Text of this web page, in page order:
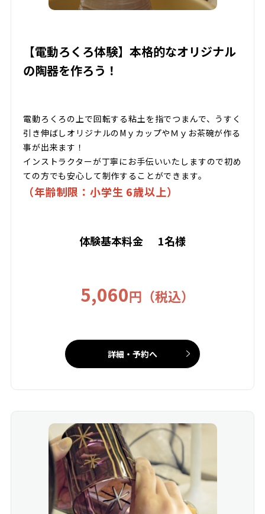
【電動ろくろ体験】本格的なオリジナル
の陶器を作ろう！
電動ろくろの上で回転する粘土を指でつまんで、うすく
引き伸ばしオリジナルのMｙカップやＭｙお茶碗が作る
事が出来ます！
インストラクターが丁寧にお手伝いいたしますので初め
ての方でも安心して制作することができます。
（年齢制限：小学生 6歳以上）
体験基本料金 1名様
5,060円（税込）
詳細・予約へ